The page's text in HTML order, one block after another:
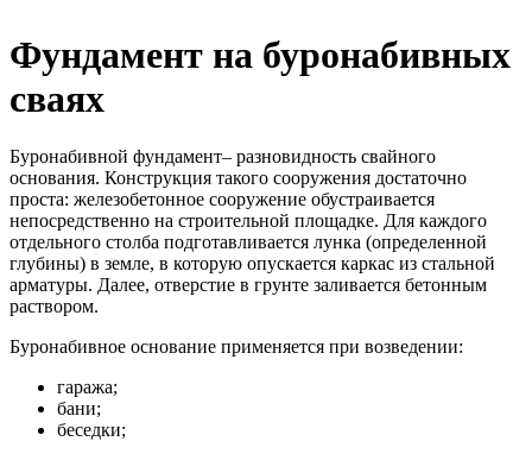
Фундамент на буронабивных
сваях
Буронабивной фундамент– разновидность свайного
основания. Конструкция такого сооружения достаточно
проста: железобетонное сооружение обустраивается
непосредственно на строительной площадке. Для каждого
отдельного столба подготавливается лунка (определенной
глубины) в земле, в которую опускается каркас из стальной
арматуры. Далее, отверстие в грунте заливается бетонным
раствором.
Буронабивное основание применяется при возведении:
гаража;
бани;
беседки;